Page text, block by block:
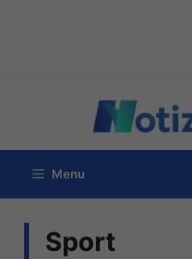
contenuto
Menu
Sport